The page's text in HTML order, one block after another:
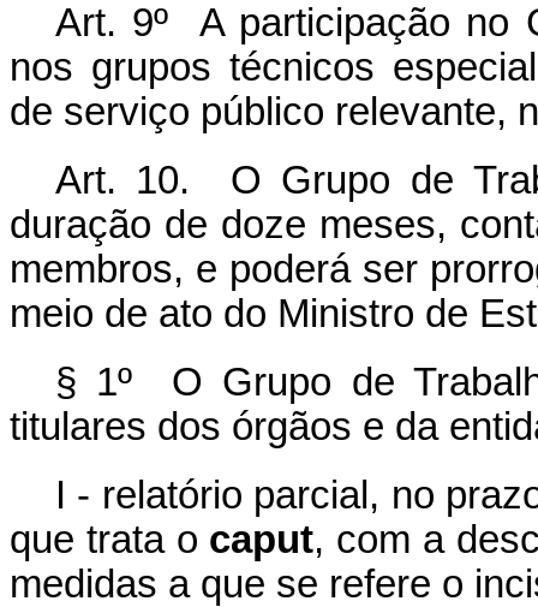
Art. 9º A participação no
nos grupos técnicos
de serviço público relevante,
Art. 10. O Grupo de
duração de doze meses,
membros, e poderá ser
meio de ato do Ministro de
§ 1º O Grupo de
titulares dos órgãos e da
I - relatório parcial, no
que trata o caput, com a
medidas a que se refere o